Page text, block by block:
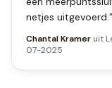
netjes uitgevoerd.”
Chantal Kramer uit
07-2025